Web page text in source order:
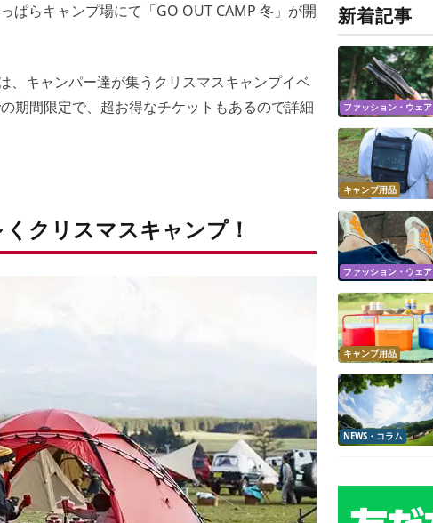
ぱらキャンプ場にて「GO OUT CAMP 冬」が開
、キャンパー達が集うクリスマスキャンプイベ
間限定で、超お得なチケットもあるので詳細
クリスマスキャンプ！
新着記事
ファッション・ウェア
キャンプ用品
ファッション・ウェア
キャンプ用品
NEWS・コラム